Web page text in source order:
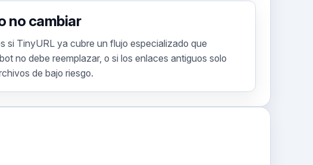
no cambiar
si TinyURL ya cubre un flujo especializado que
no debe reemplazar, o si los enlaces antiguos solo
de bajo riesgo.